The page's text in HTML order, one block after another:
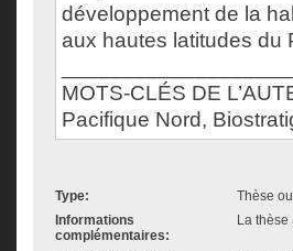
développement de la
aux hautes latitudes du
MOTS-CLÉS DE
Pacifique Nord,
Type:
Thèse
Informations
complémentaires:
La